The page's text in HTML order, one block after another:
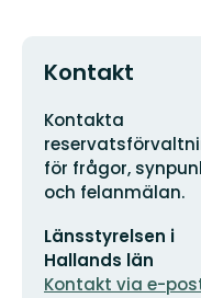
Kontakt
Adress
Kontakta
för frågor,
och felanmälan.
postadress
Länsstyrelsen i
Hallands län
Kontakt via e-